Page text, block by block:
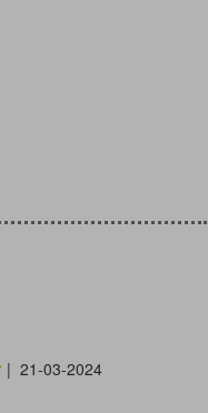
| 21-03-2024